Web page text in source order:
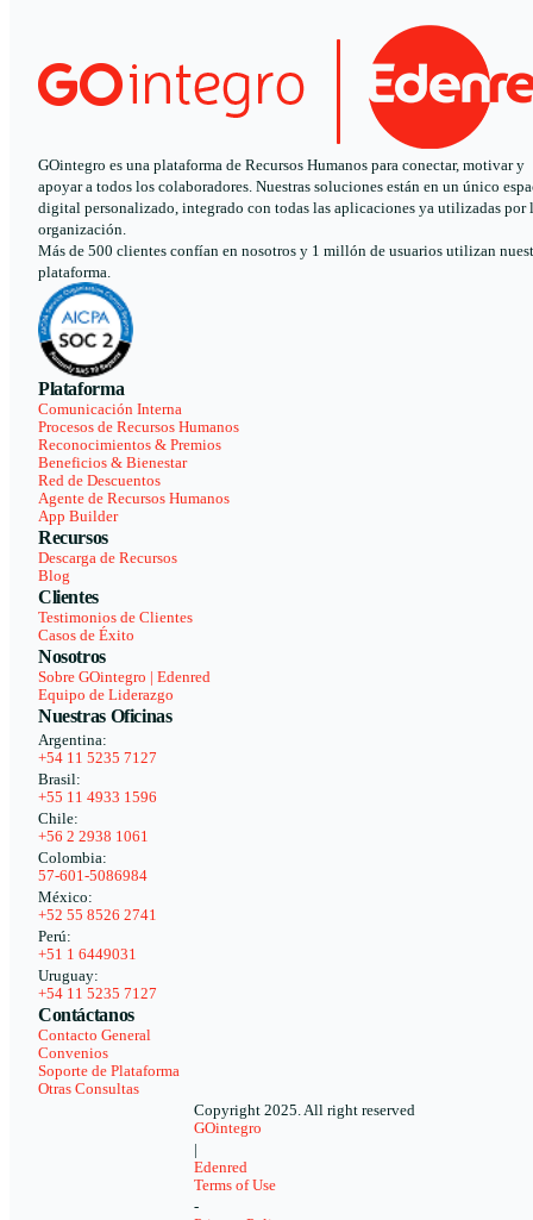
GOintegro es una plataforma de Recursos Humanos para conectar, motivar y
apoyar a todos los colaboradores. Nuestras soluciones están en un único
digital personalizado, integrado con todas las aplicaciones ya utilizadas por
organización.
Más de 500 clientes confían en nosotros y 1 millón de usuarios utilizan
plataforma.
Plataforma
Comunicación Interna
Procesos de Recursos Humanos
Reconocimientos & Premios
Beneficios & Bienestar
Red de Descuentos
Agente de Recursos Humanos
App Builder
Recursos
Descarga de Recursos
Blog
Clientes
Testimonios de Clientes
Casos de Éxito
Nosotros
Sobre GOintegro | Edenred
Equipo de Liderazgo
Nuestras Oficinas
Argentina:
+54 11 5235 7127
Brasil:
+55 11 4933 1596
Chile:
+56 2 2938 1061
Colombia:
57-601-5086984
México:
+52 55 8526 2741
Perú:
+51 1 6449031
Uruguay:
+54 11 5235 7127
Contáctanos
Contacto General
Convenios
Soporte de Plataforma
Otras Consultas
Copyright 2025. All right reserved
GOintegro
Edenred
Terms of Use
-